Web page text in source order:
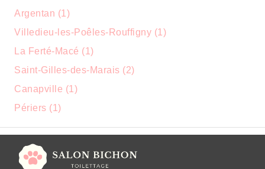
Argentan (1)
Villedieu-les-Poêles-Rouffigny (1)
La Ferté-Macé (1)
Saint-Gilles-des-Marais (2)
Canapville (1)
Périers (1)